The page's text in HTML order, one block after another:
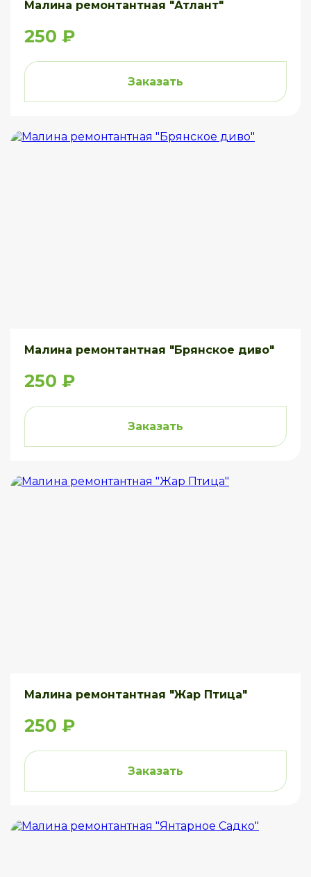
Малина ремонтантная "Атлант"
250 ₽
Заказать
Малина ремонтантная "Брянское диво"
250 ₽
Заказать
Малина ремонтантная "Жар Птица"
250 ₽
Заказать